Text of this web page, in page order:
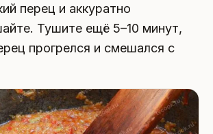
перец и аккуратно
Тушите ещё 5–10 минут,
прогрелся и смешался с